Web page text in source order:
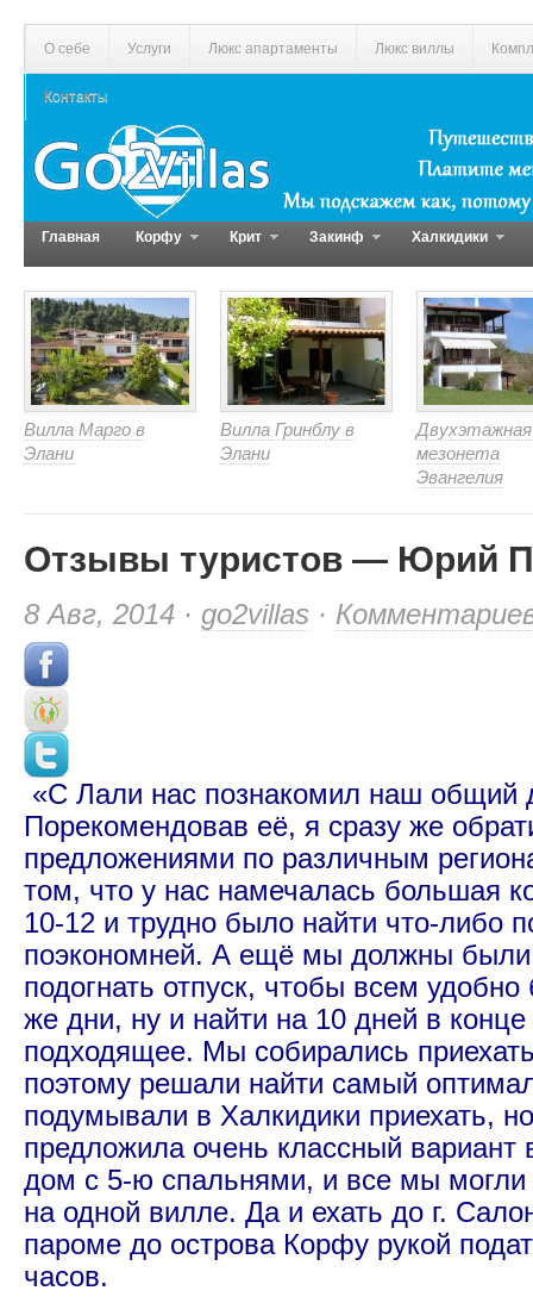
О себе Услуги Люкс апартаменты Люкс виллы
Контакты
Главная Корфу Крит Закинф Халкидики
Вилла Марго в
Элани
Вилла Гринблу в
Элани
Двухэтажная
мезонета
Эвангелия
Отзывы туристов — Юрий
8 Авг, 2014 · go2villas ·
«С Лали нас познакомил наш общий
Порекомендовав её, я сразу же
предложениями по различным
том, что у нас намечалась большая
10-12 и трудно было найти что-либо
поэкономней. А ещё мы должны
подогнать отпуск, чтобы всем
же дни, ну и найти на 10 дней в
подходящее. Мы собирались
поэтому решали найти самый
подумывали в Халкидики приехать,
предложила очень классный вариант
дом с 5-ю спальнями, и все мы могли
на одной вилле. Да и ехать до г.
пароме до острова Корфу рукой
часов.